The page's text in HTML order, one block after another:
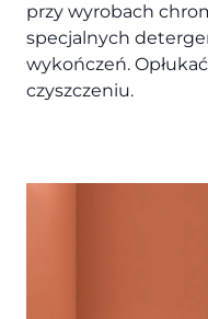
przy wyrobach
specjalnych
wykończeń.
czyszczeniu.